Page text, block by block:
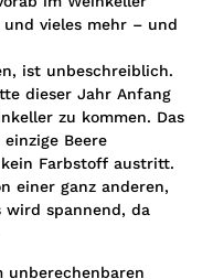
vieles mehr – und
ist unbeschreiblich.
dieser Jahr Anfang
zu kommen. Das
Beere
Farbstoff austritt.
einer ganz anderen,
wird spannend, da
unberechenbaren